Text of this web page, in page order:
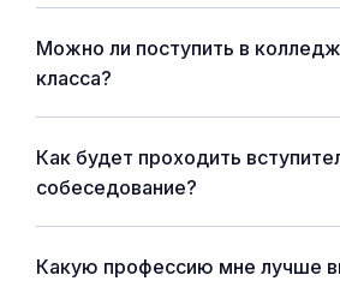
Можно ли поступить в колледж
класса?
Как будет проходить
собеседование?
Какую профессию мне лучше